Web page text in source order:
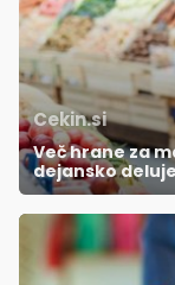
Cekin.si
Več hrane za
dejansko